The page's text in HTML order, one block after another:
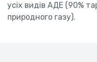
усіх видів АДЕ (90%
природного газу).